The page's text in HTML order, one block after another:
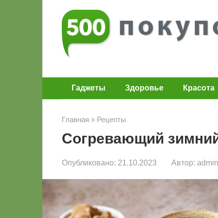
Гаджеты Здоровье Красота
Главная » Рецепты
Согревающий
Опубликовано: 21.10.2023 Автор: admin